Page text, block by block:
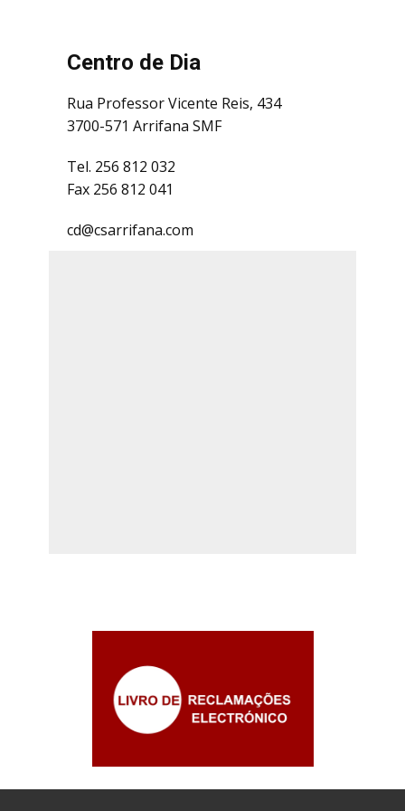
Centro de Dia
Rua Professor Vicente Reis, 434
3700-571 Arrifana SMF
Tel. 256 812 032
Fax 256 812 041
cd@csarrifana.com